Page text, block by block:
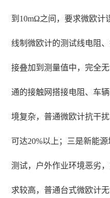
到10mΩ之间，要求微欧计
线制微欧计的测试线电阻
接叠加到测量值中，完全
通的接触网搭接电阻、车
境复杂，普通微欧计抗干
可达20%以上；三是新能
测试，户外作业环境恶劣
求较高，普通台式微欧计